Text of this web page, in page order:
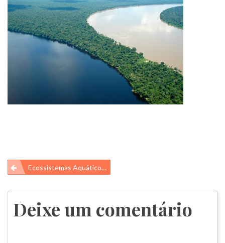
Navegação
de
Post
Ecossistemas Aquáticos Continentais
Deixe um comentário